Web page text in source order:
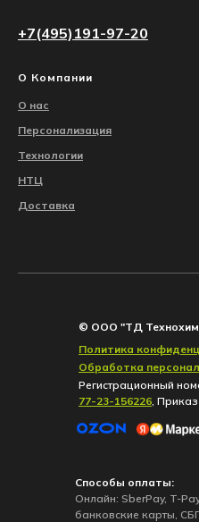
+7(495)191-97-20
О Компании
О нас
Персонализация
Технологии
НТЦ
Доставка
© ООО "ТД Технохим
Регистрационный
77-23-156226 ,
Обработка
Политика
Способы оплаты:
Онлайн: SberPay, T-
банковские карты,